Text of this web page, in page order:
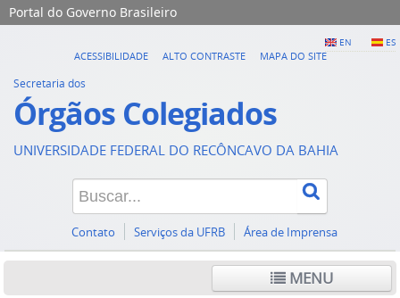
Portal do Governo Brasileiro
EN ES
ACESSIBILIDADE ALTO CONTRASTE MAPA DO SITE
Secretaria dos
Órgãos Colegiados
UNIVERSIDADE FEDERAL DO RECÔNCAVO DA BAHIA
Contato Serviços da UFRB Área de Imprensa
MENU